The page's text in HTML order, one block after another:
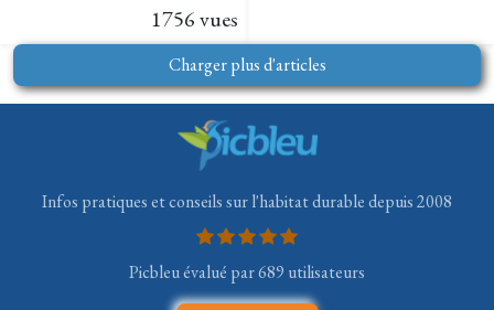
1756 vues
Charger plus d'articles
Infos pratiques et conseils sur l'habitat durable depuis 2008
Picbleu évalué par 689 utilisateurs